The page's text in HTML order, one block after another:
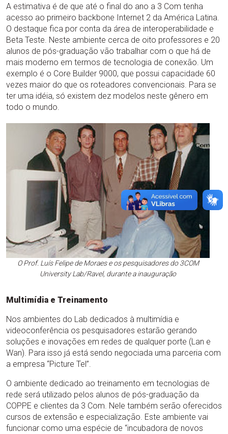
A estimativa é de que até o final do ano a 3 Com tenha
acesso ao primeiro backbone Internet 2 da América Latina.
O destaque fica por conta da área de interoperabilidade e
Beta Teste. Neste ambiente cerca de oito professores e 20
alunos de pós-graduação vão trabalhar com o que há de
mais moderno em termos de tecnologia de conexão. Um
exemplo é o Core Builder 9000, que possui capacidade 60
vezes maior do que os roteadores convencionais. Para se
ter uma idéia, só existem dez modelos neste gênero em
todo o mundo.
O Prof. Luís Felipe de Moraes e os pesquisadores do 3COM
University Lab/Ravel, durante a inauguração
Multimídia e Treinamento
Nos ambientes do Lab dedicados à multimídia e
videoconferência os pesquisadores estarão gerando
soluções e inovações em redes de qualquer porte (Lan e
Wan). Para isso já está sendo negociada uma parceria com
a empresa “Picture Tel”.
O ambiente dedicado ao treinamento em tecnologias de
rede será utilizado pelos alunos de pós-graduação da
COPPE e clientes da 3 Com. Nele também serão oferecidos
cursos de extensão e especialização. Este ambiente vai
funcionar como uma espécie de “incubadora de novos